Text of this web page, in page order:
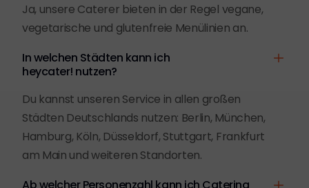
Ja, unsere Caterer bieten in der Regel vegane,
vegetarische und glutenfreie Menülinien an.
In welchen Städten kann ich
heycater! nutzen?
Du kannst unseren Service in allen großen
Städten Deutschlands nutzen: Berlin, München,
Hamburg, Köln, Düsseldorf, Stuttgart, Frankfurt
am Main und weiteren Standorten.
Ab welcher Personenzahl kann ich Catering